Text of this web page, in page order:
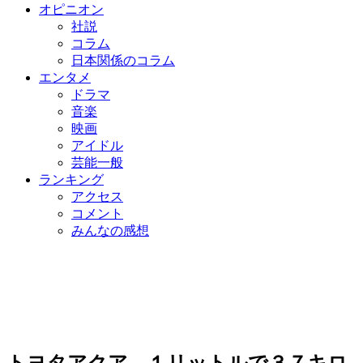
オピニオン
社説
コラム
日本関係のコラム
エンタメ
ドラマ
音楽
映画
アイドル
芸能一般
ランキング
アクセス
コメント
みんなの感想